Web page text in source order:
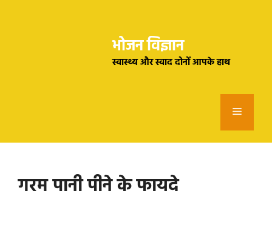
भोजन विज्ञान
स्वास्थ्य और स्वाद दोनों आपके हाथ
Menu
गरम पानी पीने के फायदे